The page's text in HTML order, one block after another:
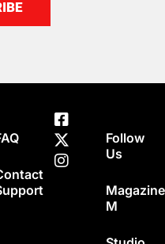
Follow
Us
Magazine
M